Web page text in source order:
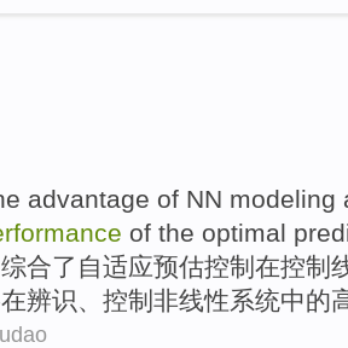
advantage of NN modeling
of the optimal
综合了自适应预估控制 在控制
辨识、控制非线性系统中的